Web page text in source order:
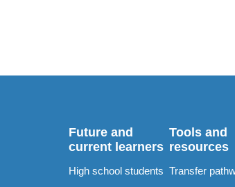
Future and
current learners
High school students
Tools and
resources
Transfer